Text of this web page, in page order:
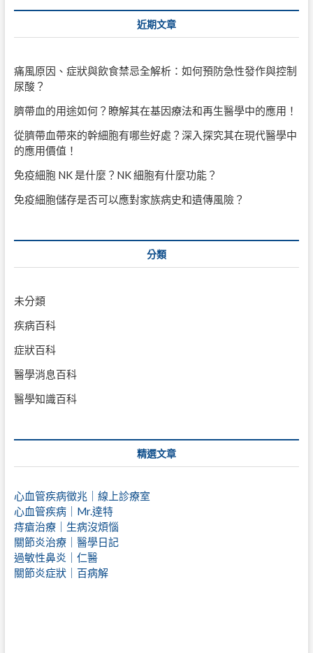
近期文章
痛風原因、症狀與飲食禁忌全解析：如何預防急性發作與控制
尿酸？
臍帶血的用途如何？瞭解其在基因療法和再生醫學中的應用！
從臍帶血帶來的幹細胞有哪些好處？深入探究其在現代醫學中
的應用價值！
免疫細胞 NK 是什麼？NK 細胞有什麼功能？
免疫細胞儲存是否可以應對家族病史和遺傳風險？
分類
未分類
疾病百科
症狀百科
醫學消息百科
醫學知識百科
精選文章
心血管疾病徵兆｜線上診療室
心血管疾病｜Mr.達特
痔瘡治療｜ 生病沒煩惱
關節炎治療｜醫學日記
過敏性鼻炎｜仁醫
關節炎症狀｜百病解